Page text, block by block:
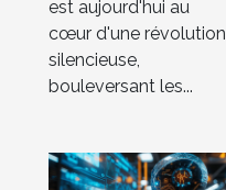
créatives
est aujourd'hui au
cœur d'une révolution
silencieuse,
bouleversant les...